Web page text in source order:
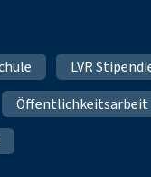
LVR
Öffentlichkeitsarbeit